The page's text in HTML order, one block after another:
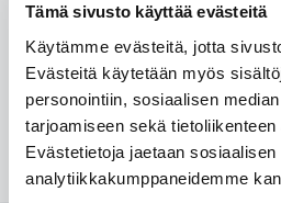
Tämä sivusto käyttää evästeitä
Käytämme evästeitä, jotta
Evästeitä käytetään myös
personointiin, sosiaalisen
tarjoamiseen sekä tietoliikenteen
Evästetietoja jaetaan
analytiikkakumppaneidemme
Olkapäät
Keskivartalo
Rintalihakset